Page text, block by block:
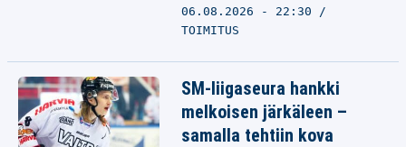
06.08.2026 - 22:30
TOIMITUS
SM-liigaseura hankki
melkoisen järkäleen –
samalla tehtiin kova